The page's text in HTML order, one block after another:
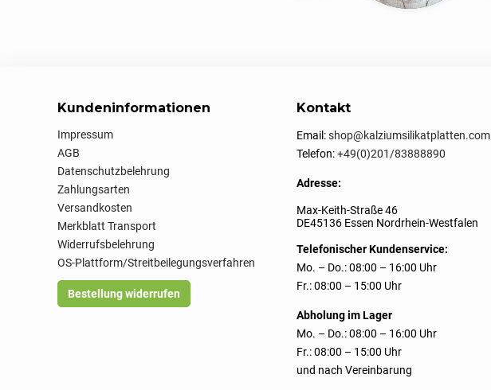
Kundeninformationen
Impressum
AGB
Datenschutzbelehrung
Zahlungsarten
Versandkosten
Merkblatt Transport
Widerrufsbelehrung
OS-Plattform/Streitbeilegungsverfahren
Bestellung widerrufen
Kontakt
Email:shop@kalziumsilikatplatten.com
Telefon:+49(0)201/83888890
Adresse:
Max-Keith-Straße 46
DE45136 Essen Nordrhein-Westfalen
Telefonischer Kundenservice:
Mo. – Do.: 08:00 – 16:00 Uhr
Fr.: 08:00 – 15:00 Uhr
Abholung im Lager
Mo. – Do.: 08:00 – 16:00 Uhr
Fr.: 08:00 – 15:00 Uhr
und nach Vereinbarung